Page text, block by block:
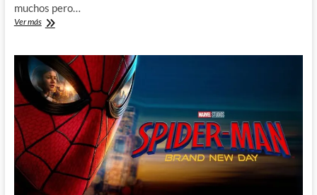
muchos pero…
Ver másStar
Worlds
y
el
Incidente
Griffin